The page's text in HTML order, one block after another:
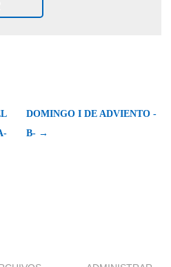
DOMINGO I DE ADVIENTO -
B- →